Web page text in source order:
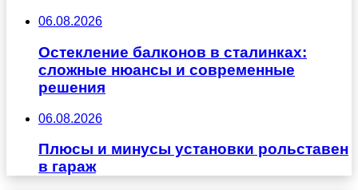
06.08.2026
Остекление балконов в сталинках:
сложные нюансы и современные
решения
06.08.2026
Плюсы и минусы установки рольставен
в гараж